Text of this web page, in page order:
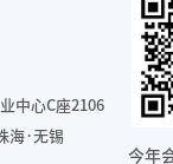
中心C座2106
海·无锡
今年